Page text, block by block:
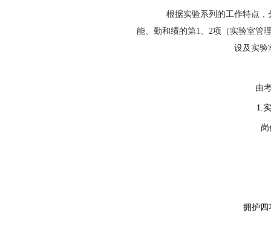
根据实验系列的工作特点
能、勤和绩的第1、 2项（实验室管
设及实验
由
1.
拥护四